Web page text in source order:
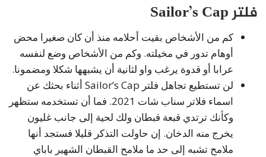
فلتر Sailor’s Cap
كم من الأشخاص بقيت أحلامه منذ أن كان صغيرا محض
أوهام تدور في مخيلته. وكم من الأشخاص وضع لنفسه
عرابا أو قدوة يرغب واو لثانية أن يشبهها شكلا ومضمونا.
لن تستطيع تجاهل فلتر Sailor’s Cap أثناء بحثك عن
اسماء فلاتر سناب شات 2021. فما أن تستخدمه ستظهر
وكأنك ترتدي قبعة قبطان ولك لحية إلى جانب غليون
يخرج منه الدخان. إن حاولت التذكر قليلا فستجد أنها
ملامح تشبه إلى حد ما ملامح القبطان الشهير باباي